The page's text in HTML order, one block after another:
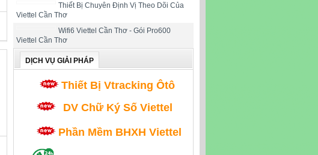
Thiết Bị Chuyên Định Vị Theo Dõi Của
Viettel Cần Thơ
Wifi6 Viettel Cần Thơ - Gói Pro600
Viettel Cần Thơ
DỊCH VỤ GIẢI PHÁP
Thiết Bị Vtracking Ôtô
DV Chữ Ký Số Viettel
Phần Mềm BHXH Viettel